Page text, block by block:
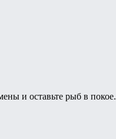
и оставьте рыб в покое.